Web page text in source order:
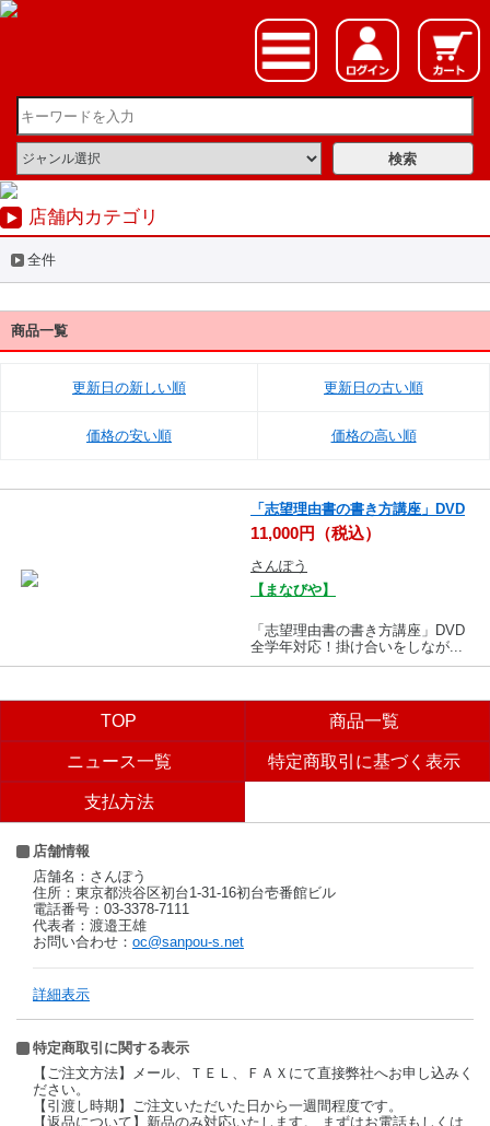
店舗内カテゴリ
全件
商品一覧
更新日の新しい順 更新日の古い順
価格の安い順 価格の高い順
「志望理由書の書き方講座」DVD
11,000円（税込）
さんぽう
【まなびや】
「志望理由書の書き方講座」DVD
全学年対応！掛け合いをしなが...
TOP 商品一覧
ニュース一覧 特定商取引に基づく表示
支払方法
店舗情報
店舗名：さんぽう
住所：東京都渋谷区初台1-31-16初台壱番館ビル
電話番号：03-3378-7111
代表者：渡邉王雄
お問い合わせ： oc@sanpou-s.net
詳細表示
特定商取引に関する表示
【ご注文方法】メール、ＴＥＬ、ＦＡＸにて直接弊社へお申し込みく
ださい。
【引渡し時期】ご注文いただいた日から一週間程度です。
【返品について】新品のみ対応いたします。 まずはお電話もしくは